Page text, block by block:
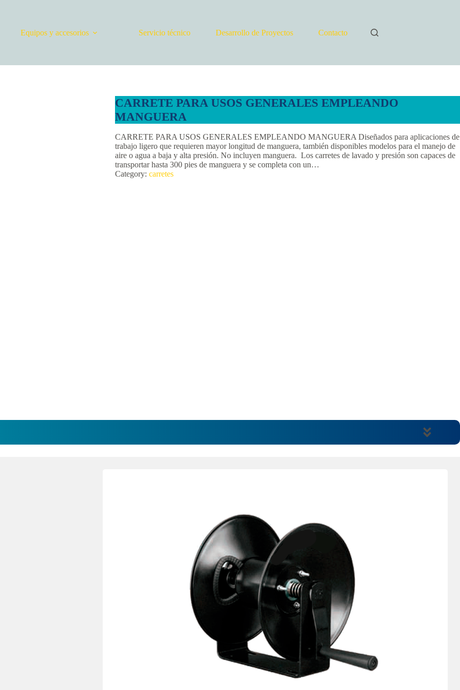
Equipos y accesorios
Servicio técnico Desarrollo de Proyectos Contacto
CARRETE PARA USOS GENERALES EMPLEANDO
MANGUERA
CARRETE PARA USOS GENERALES EMPLEANDO MANGUERA Diseñados para aplicaciones de
trabajo ligero que requieren mayor longitud de manguera, también disponibles modelos para el manejo de
aire o agua a baja y alta presión. No incluyen manguera. Los carretes de lavado y presión son capaces de
transportar hasta 300 pies de manguera y se completa con un…
Category: carretes